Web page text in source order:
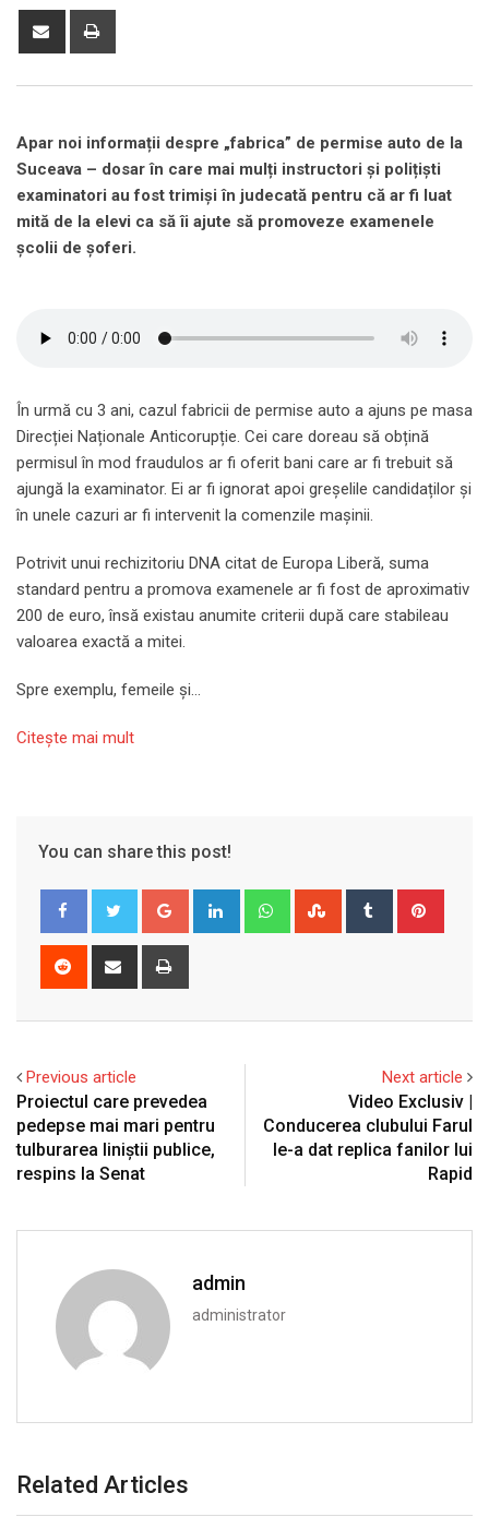
Share
Apar noi informații despre „fabrica” de permise auto de la
Suceava – dosar în care mai mulți instructori și polițiști
examinatori au fost trimiși în judecată pentru că ar fi luat
mită de la elevi ca să îi ajute să promoveze examenele
școlii de șoferi.
În urmă cu 3 ani, cazul fabricii de permise auto a ajuns pe masa
Direcției Naționale Anticorupție. Cei care doreau să obțină
permisul în mod fraudulos ar fi oferit bani care ar fi trebuit să
ajungă la examinator. Ei ar fi ignorat apoi greșelile candidaților și
în unele cazuri ar fi intervenit la comenzile mașinii.
Potrivit unui rechizitoriu DNA citat de Europa Liberă, suma
standard pentru a promova examenele ar fi fost de aproximativ
200 de euro, însă existau anumite criterii după care stabileau
valoarea exactă a mitei.
Spre exemplu, femeile și…
Citeşte mai mult
You can share this post!
Google+ LinkedIn WhatsappStumbleUpon
Tumblr
Reddit
Share
Previous article
Proiectul care prevedea
pedepse mai mari pentru
tulburarea liniștii publice,
respins la Senat
Next article
Video Exclusiv |
Conducerea clubului Farul
le-a dat replica fanilor lui
Rapid
admin
administrator
Related Articles